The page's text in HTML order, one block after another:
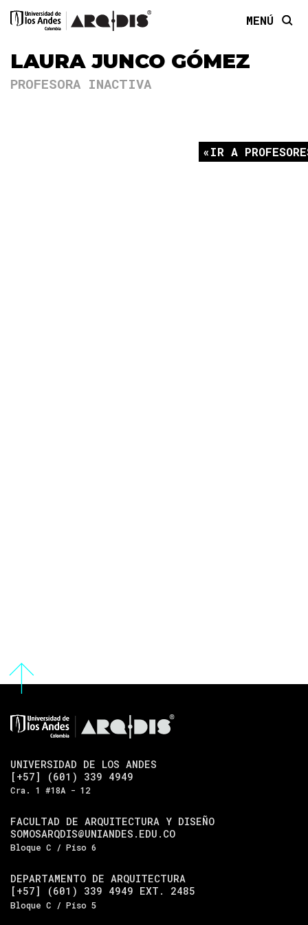
MENÚ
LAURA JUNCO GÓMEZ
PROFESORA INACTIVA
IR A
UNIVERSIDAD DE LOS ANDES
[+57] (601) 339 4949
Cra. 1 #18A - 12
FACULTAD DE ARQUITECTURA Y DISEÑO
SOMOSARQDIS@UNIANDES.EDU.CO
Bloque C / Piso 6
DEPARTAMENTO DE ARQUITECTURA
[+57] (601) 339 4949 EXT. 2485
Bloque C / Piso 5